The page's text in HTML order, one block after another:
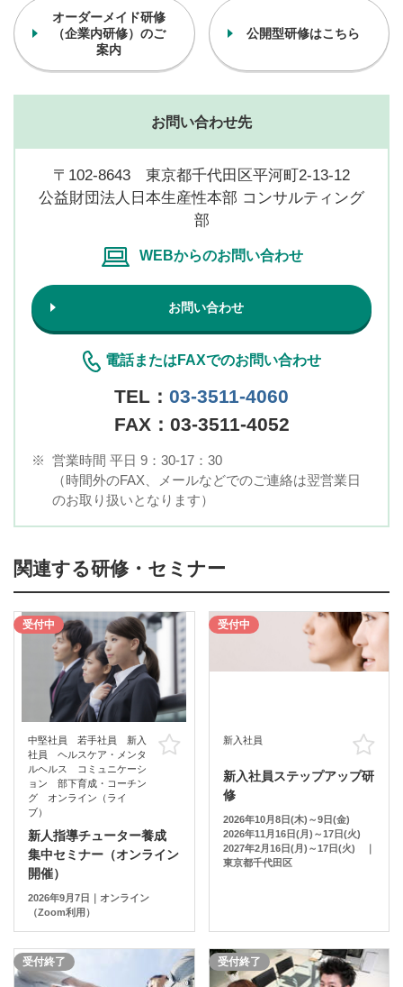
オーダーメイド研修
（企業内研修）のご
案内
公開型研修はこちら
お問い合わせ先
〒102-8643 東京都千代田区平河町2-13-12
公益財団法人日本生産性本部 コンサルティング
部
WEBからのお問い合わせ
お問い合わせ
電話またはFAXでのお問い合わせ
TEL： 03-3511-4060
FAX：03-3511-4052
※ 営業時間 平日 9：30-17：30
（時間外のFAX、メールなどでのご連絡は翌営業日
のお取り扱いとなります）
関連する研修・セミナー
受付中
中堅社員 若手社員 新入
社員 ヘルスケア・メンタ
ルヘルス コミュニケーシ
ョン 部下育成・コーチン
グ オンライン（ライ
ブ）
お気に入り
新人指導チューター養成
集中セミナー（オンライン
開催）
2026年9月7日｜オンライン
（Zoom利用）
受付中
新入社員
新入社員ステップアップ研
修
2026年10月8日(木)～9日(金)
2026年11月16日(月)～17日(火)
2027年2月16日(月)～17日(火) ｜
東京都千代田区
受付終了 受付終了